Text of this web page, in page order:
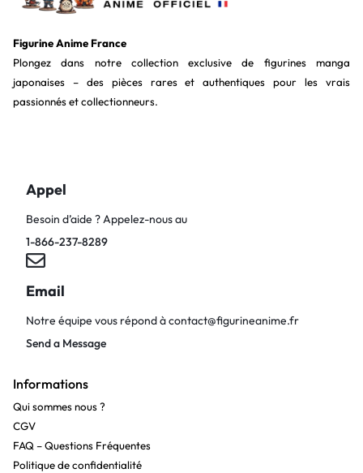
Figurine Anime France
Plongez dans notre collection exclusive de figurines manga
japonaises – des pièces rares et authentiques pour les vrais
passionnés et collectionneurs.
Appel
Besoin d’aide ? Appelez-nous au
1-866-237-8289
Email
Notre équipe vous répond àcontact@figurineanime.fr
Send a Message
Informations
Qui sommes nous ?
CGV
FAQ – Questions Fréquentes
Politique de confidentialité